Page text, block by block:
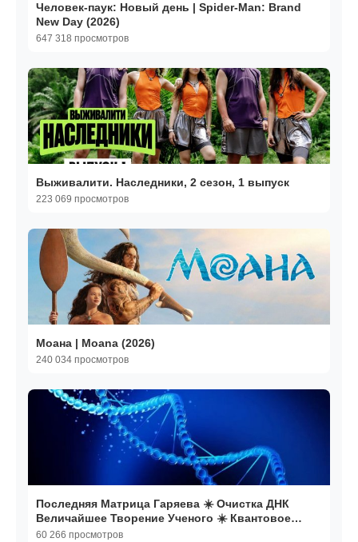
Человек-паук: Новый день | Spider-Man: Brand
New Day (2026)
647 318 просмотров
Выживалити. Наследники, 2 сезон, 1 выпуск
223 069 просмотров
Моана | Moana (2026)
240 034 просмотров
Последняя Матрица Гаряева ☀️ Очистка ДНК
Величайшее Творение Ученого ☀️ Квантовое
исцеление Звуком
60 266 просмотров